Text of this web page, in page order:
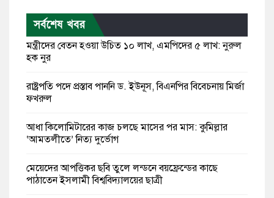
সর্বশেষ খবর
মন্ত্রীদের বেতন হওয়া উচিত ১০ লাখ, এমপিদের ৫ লাখ: নুরুল
হক নুর
রাষ্ট্রপতি পদে প্রস্তাব পাননি ড. ইউনূস, বিএনপির বিবেচনায় মির্জা
ফখরুল
আধা কিলোমিটারের কাজ চলছে মাসের পর মাস: কুমিল্লার
‘আমতলীতে’ নিত্য দুর্ভোগ
মেয়েদের আপত্তিকর ছবি তুলে লন্ডনে বয়ফ্রেন্ডের কাছে
পাঠাতেন ইসলামী বিশ্ববিদ্যালয়ের ছাত্রী